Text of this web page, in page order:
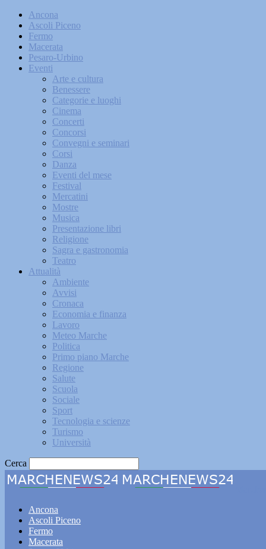
Ancona
Ascoli Piceno
Fermo
Macerata
Pesaro-Urbino
Eventi
Arte e cultura
Benessere
Categorie e luoghi
Cinema
Concerti
Concorsi
Convegni e seminari
Corsi
Danza
Eventi del mese
Festival
Mercatini
Mostre
Musica
Presentazione libri
Religione
Sagra e gastronomia
Teatro
Attualità
Ambiente
Avvisi
Cronaca
Economia e finanza
Lavoro
Meteo Marche
Politica
Primo piano Marche
Regione
Salute
Scuola
Sociale
Sport
Tecnologia e scienze
Turismo
Università
Cerca
Ancona
Ascoli Piceno
Fermo
Macerata